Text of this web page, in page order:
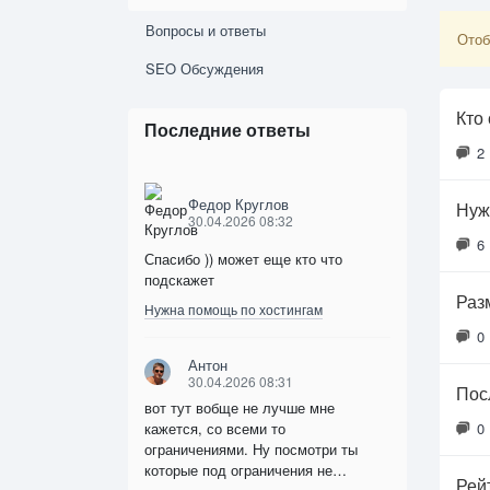
Вопросы и ответы
SEO Обсуждения
Последние ответы
Федор Круглов
30.04.2026 08:32
Спасибо )) может еще кто что
подскажет
Нужна помощь по хостингам
Антон
30.04.2026 08:31
вот тут вобще не лучше мне
кажется, со всеми то
ограничениями. Ну посмотри ты
которые под ограничения не…
2
6
0
0